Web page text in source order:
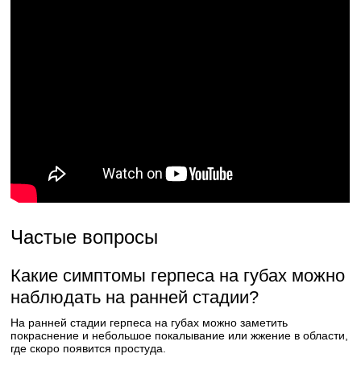
Частые вопросы
Какие симптомы герпеса на губах можно
наблюдать на ранней стадии?
На ранней стадии герпеса на губах можно заметить
покраснение и небольшое покалывание или жжение в области,
где скоро появится простуда.